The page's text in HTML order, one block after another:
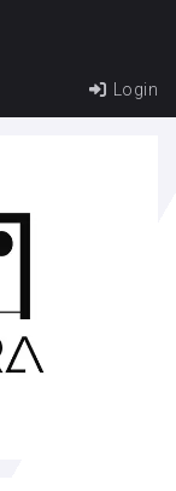
Login